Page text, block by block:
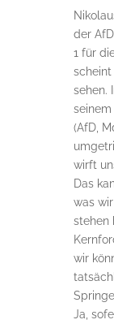
der
1 für
scheint
sehen.
(AfD,
wirft
Das
was
stehen
wir
Ja,